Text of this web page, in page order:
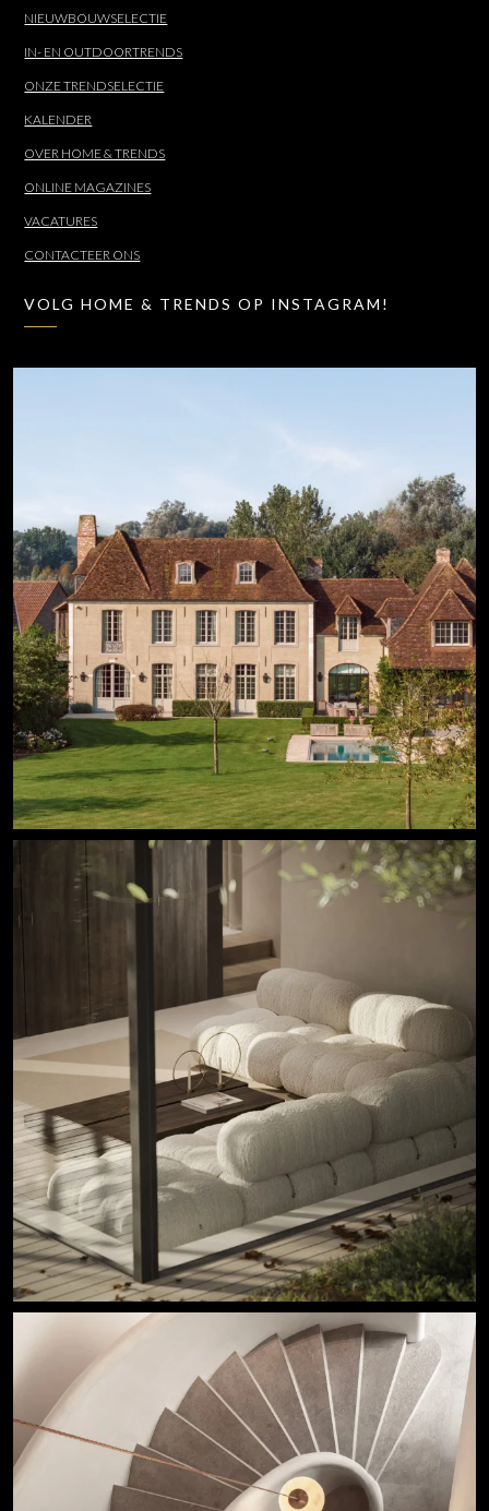
NIEUWBOUWSELECTIE
IN- EN OUTDOORTRENDS
ONZE TRENDSELECTIE
KALENDER
OVER HOME & TRENDS
ONLINE MAGAZINES
VACATURES
CONTACTEER ONS
VOLG HOME & TRENDS OP INSTAGRAM!